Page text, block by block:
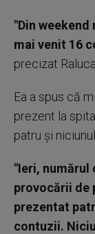
"Din
mai venit 16
precizat
Ea a spus că
prezent la
patru şi
"Ieri, numărul
provocării de
prezentat
contuzii.